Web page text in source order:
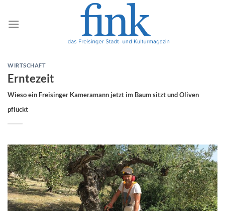
Inhalt
springen
WIRTSCHAFT
Erntezeit
Wieso ein Freisinger Kameramann jetzt im Baum sitzt und Oliven
pflückt